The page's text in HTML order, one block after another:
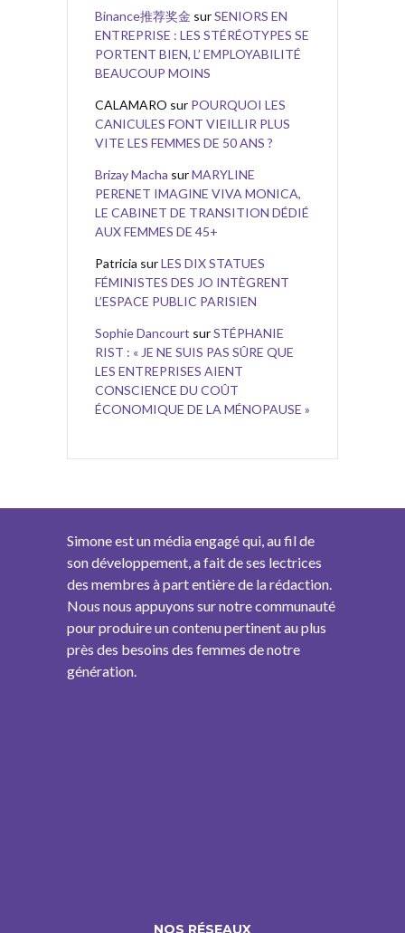
Binance推荐奖金 surSENIORS EN
ENTREPRISE : LES STÉRÉOTYPES SE
PORTENT BIEN, L’ EMPLOYABILITÉ
BEAUCOUP MOINS
CALAMARO sur POURQUOI LES
CANICULES FONT VIEILLIR PLUS
VITE LES FEMMES DE 50 ANS ?
Brizay Macha surMARYLINE
PERENET IMAGINE VIVA MONICA,
LE CABINET DE TRANSITION DÉDIÉ
AUX FEMMES DE 45+
Patricia surLES DIX STATUES
FÉMINISTES DES JO INTÈGRENT
L’ESPACE PUBLIC PARISIEN
Sophie Dancourt surSTÉPHANIE
RIST : « JE NE SUIS PAS SÛRE QUE
LES ENTREPRISES AIENT
CONSCIENCE DU COÛT
ÉCONOMIQUE DE LA MÉNOPAUSE »
Simone est un média engagé qui, au fil de
son développement, a fait de ses lectrices
des membres à part entière de la rédaction.
Nous nous appuyons sur notre communauté
pour produire un contenu pertinent au plus
près des besoins des femmes de notre
génération.
NOS RÉSEAUX